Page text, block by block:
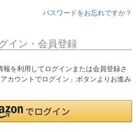
パスワードをお忘れですか？
イン・会員登録
を利用してログインまたは会員登録さ
カウントでログイン」ボタンよりお進み